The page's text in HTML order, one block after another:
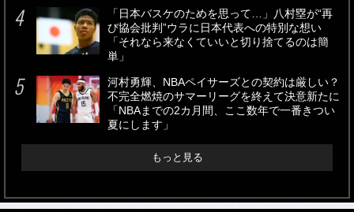
「日本バスケのためを思って…」八村塁が“再
び協会批判”ウラに日本代表への特別な想い
「それなら来なくていいと切り捨てるのは簡
単」
河村勇輝、NBAペイサーズとの契約は厳しい？
不完全燃焼のサマーリーグを終えて決意新たに
「NBAまでの2カ月間、ここ数年で一番きつい
夏にします」
もっと見る